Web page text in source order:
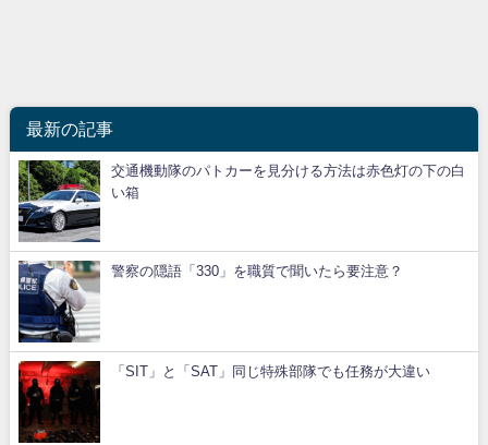
最新の記事
交通機動隊のパトカーを見分ける方法は赤色灯の下の白
い箱
警察の隠語「330」を職質で聞いたら要注意？
「SIT」と「SAT」同じ特殊部隊でも任務が大違い